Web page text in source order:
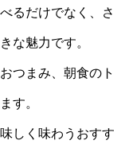
るだけでなく、さ
な魅力です。
つまみ、朝食のト
す。
しく味わうおすす